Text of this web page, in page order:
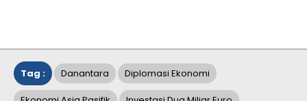
Tag : Danantara Diplomasi Ekonomi